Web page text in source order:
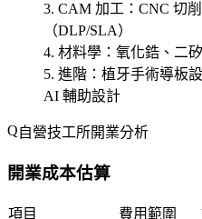
CAM 加工 ：CNC 切
（DLP/SLA）
材料學 ：氧化鋯、二
進階 ：植牙手術導板
AI 輔助設計
自營技工所開業分析
開業成本估算
項目 費用範圍